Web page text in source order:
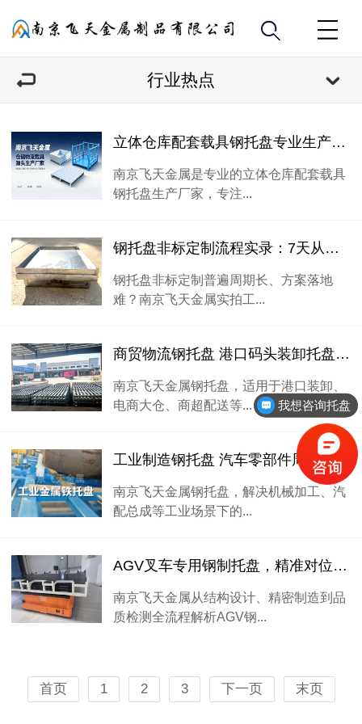
行业热点
立体仓库配套载具钢托盘专业生产厂家
南京飞天金属是专业的立体仓库配套载具
钢托盘生产厂家，专注...
钢托盘非标定制流程实录：7天从图纸到打样
钢托盘非标定制普遍周期长、方案落地
难？南京飞天金属实拍工...
商贸物流钢托盘 港口码头装卸托盘 电商大仓周转托盘
南京飞天金属钢托盘，适用于港口装卸、
电商大仓、商超配送等...
工业制造钢托盘 汽车零部件周转托盘 重型五金承载托盘
南京飞天金属钢托盘，解决机械加工、汽
配总成等工业场景下的...
AGV叉车专用钢制托盘，精准对位的关键细节
南京飞天金属从结构设计、精密制造到品
质检测全流程解析AGV钢...
首页 1 2 3 下一页 末页
我想咨询托盘